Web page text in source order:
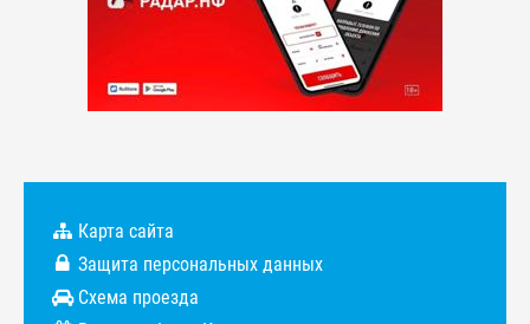
Карта сайта
Защита персональных данных
Схема проезда